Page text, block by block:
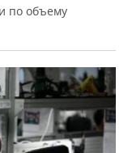
по объему